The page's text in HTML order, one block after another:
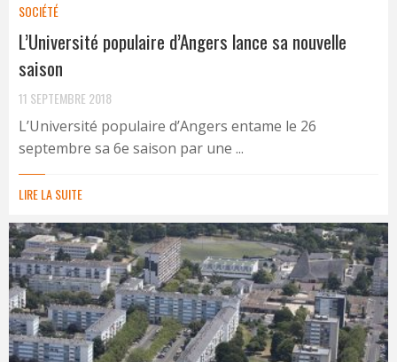
SOCIÉTÉ
L’Université populaire d’Angers lance sa nouvelle
saison
11 SEPTEMBRE 2018
L’Université populaire d’Angers entame le 26
septembre sa 6e saison par une ...
LIRE LA SUITE